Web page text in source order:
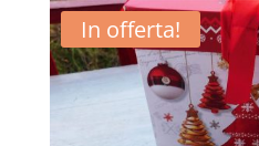
In offerta!